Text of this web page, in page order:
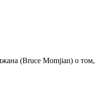
(Bruce Momjian) о том,